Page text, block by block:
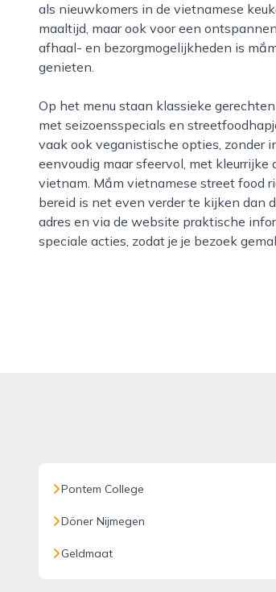
als nieuwkomers in de vietnamese
maaltijd, maar ook voor een
afhaal- en bezorgmogelijkheden is
genieten.
Op het menu staan klassieke gerechten zoals phở, bánh mì en verschillende soorten bun, aangevuld
met seizoensspecials en
vaak ook veganistische opties, zonder
eenvoudig maar sfeervol, met
vietnam. Mắm vietnamese street food
bereid is net even verder te kijken dan
adres en via de website praktische
speciale acties, zodat je je bezoek
Pontem College
Döner Nijmegen
Geldmaat